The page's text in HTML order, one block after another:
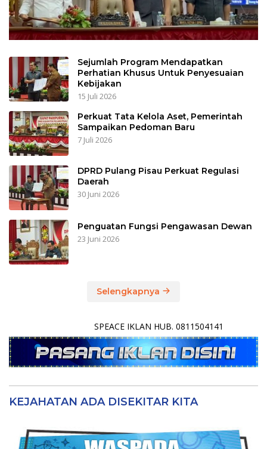
Sejumlah Program Mendapatkan
Perhatian Khusus Untuk Penyesuaian
Kebijakan
15 Juli 2026
Perkuat Tata Kelola Aset, Pemerintah
Sampaikan Pedoman Baru
7 Juli 2026
DPRD Pulang Pisau Perkuat Regulasi
Daerah
30 Juni 2026
Penguatan Fungsi Pengawasan Dewan
23 Juni 2026
Selengkapnya
SPEACE IKLAN HUB. 0811504141
KEJAHATAN ADA DISEKITAR KITA